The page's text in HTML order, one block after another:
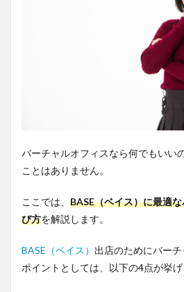
バーチャルオフィスなら何でもいい
ことはありません。
ここでは、 BASE（ベイス）に最適
び方を解説します。
BASE（ベイス） 出店のためにバー
ポイントとしては、以下の4点が挙げ